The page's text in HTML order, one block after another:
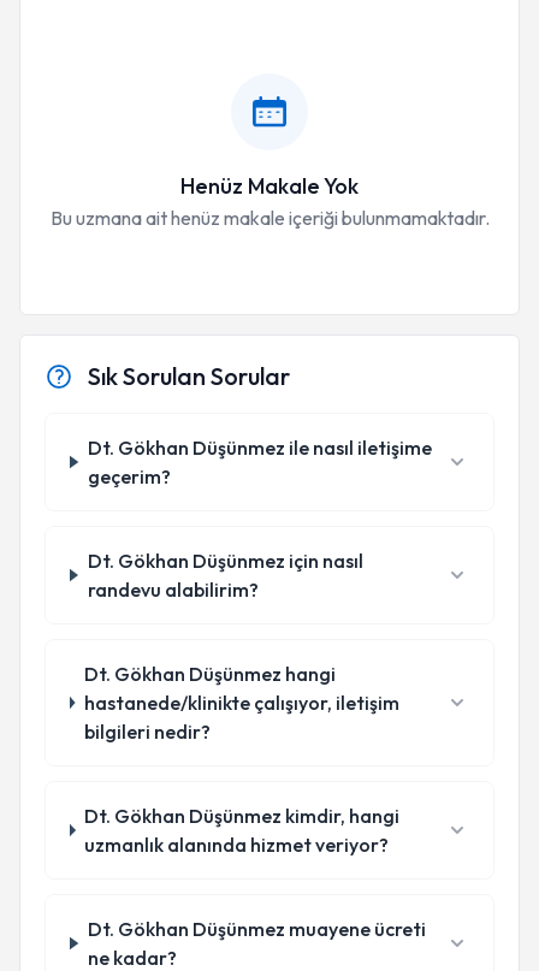
Henüz Makale Yok
Bu uzmana ait henüz makale içeriği bulunmamaktadır.
Sık Sorulan Sorular
Dt. Gökhan Düşünmez ile nasıl iletişime
geçerim?
Dt. Gökhan Düşünmez için nasıl
randevu alabilirim?
Dt. Gökhan Düşünmez hangi
hastanede/klinikte çalışıyor, iletişim
bilgileri nedir?
Dt. Gökhan Düşünmez kimdir, hangi
uzmanlık alanında hizmet veriyor?
Dt. Gökhan Düşünmez muayene ücreti
ne kadar?